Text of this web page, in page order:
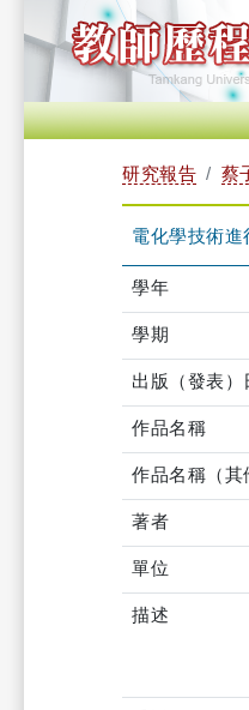
研究報告 蔡
電化學技術
學年
學期
出版（發表）
作品名稱
作品名稱（其
著者
單位
描述